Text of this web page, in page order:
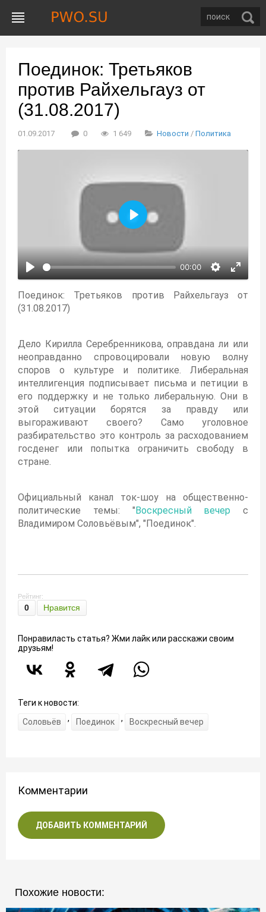
Поединок: Третьяков
против Райхельгауз от
(31.08.2017)
01.09.2017 0 1 649 Новости / Политика
00:00
Воспроизвести
Поединок: Третьяков против Райхельгауз от
(31.08.2017)
Дело Кирилла Серебренникова, оправдана ли или
неоправданно спровоцировали новую волну
споров о культуре и политике. Либеральная
интеллигенция подписывает письма и петиции в
его поддержку и не только либеральную. Они в
этой ситуации борятся за правду или
выгораживают своего? Само уголовное
разбирательство это контроль за расходованием
госденег или попытка ограничить свободу в
стране.
Официальный канал ток-шоу на общественно-
политические темы: " Воскресный вечер с
Владимиром Соловьёвым", "Поединок".
Рейтинг:
0 Нравится
Понравиласть статья? Жми лайк или расскажи своим
друзьям!
Теги к новости:
Соловьёв
, Поединок , Воскресный вечер
Комментарии
ДОБАВИТЬ КОММЕНТАРИЙ
Похожие новости: